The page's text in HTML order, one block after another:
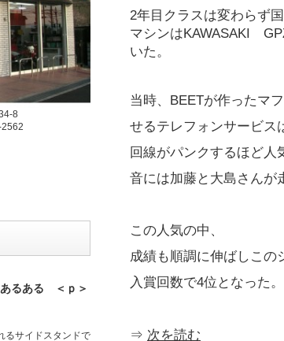
2年目クラスは変わらず国
マシンはKAWASAKI
いた。
当時、BEETが作ったマ
せるテレフォンサービス
回線がパンクするほど人
音には加藤と大島さんが
この人気の中、
成績も順調に伸ばしこの
入賞回数で4位となった
⇒ 次を読む
8
るある ＜ｐ＞
るサイドスタンドで